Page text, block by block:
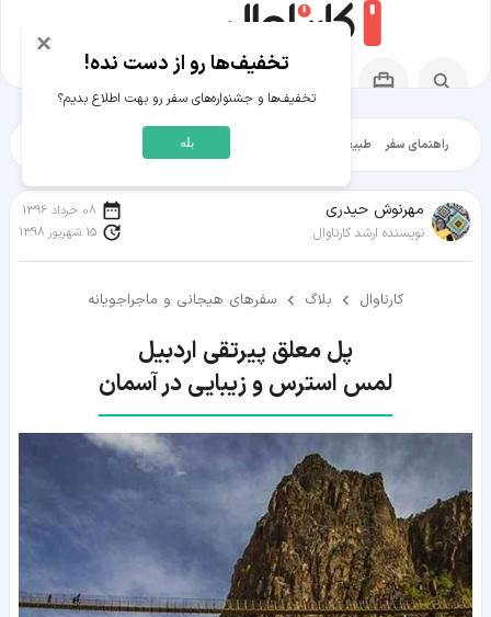
راهنمای سفر طبیعت‌گردی شهرگردی
مهرنوش حیدری
نویسنده ارشد کارناوال
08 خرداد 1396
15 شهریور 1398
کارناوال بلاگ سفرهای هیجانی و ماجراجویانه
لمس استرس و زیبایی در آسمان
×
تخفیف‌ها رو از دست نده!
تخفیف‌ها و جشنواره‌های سفر رو بهت اطلاع بدیم؟
بله